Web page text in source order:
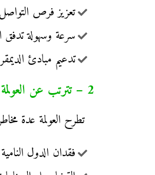
تعزيز فرص
سرعة وسهولة تدفق
تدعيم مبادئ
2 – تترتب عن العولمة عدة مخاطر:
تطرح العولمة عدة
فقدان الدول